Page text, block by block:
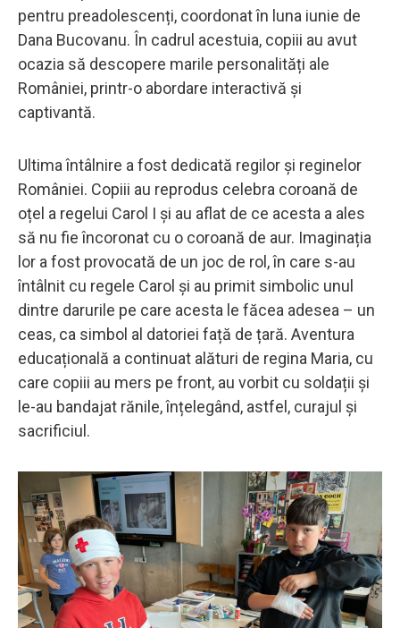
pentru preadolescenți, coordonat în luna iunie de
Dana Bucovanu. În cadrul acestuia, copiii au avut
ocazia să descopere marile personalități ale
României, printr-o abordare interactivă și
captivantă.
Ultima întâlnire a fost dedicată regilor și reginelor
României. Copiii au reprodus celebra coroană de
oțel a regelui Carol I și au aflat de ce acesta a ales
să nu fie încoronat cu o coroană de aur. Imaginația
lor a fost provocată de un joc de rol, în care s-au
întâlnit cu regele Carol și au primit simbolic unul
dintre darurile pe care acesta le făcea adesea – un
ceas, ca simbol al datoriei față de țară. Aventura
educațională a continuat alături de regina Maria, cu
care copiii au mers pe front, au vorbit cu soldații și
le-au bandajat rănile, înțelegând, astfel, curajul și
sacrificiul.